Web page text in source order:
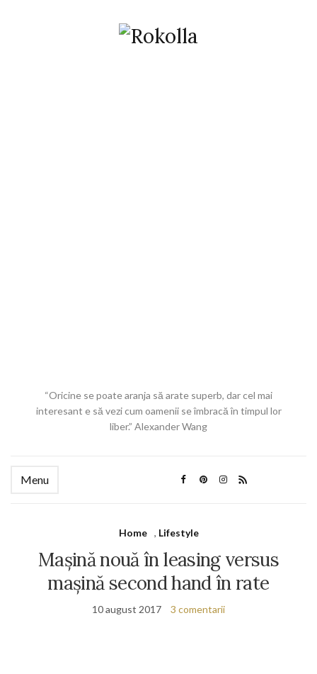
“Oricine se poate aranja să arate superb, dar cel mai
interesant e să vezi cum oamenii se îmbracă în timpul lor
liber.” Alexander Wang
Menu
Home , Lifestyle
Maşină nouă în leasing versus
maşină second hand în rate
10 august 2017 3 comentarii